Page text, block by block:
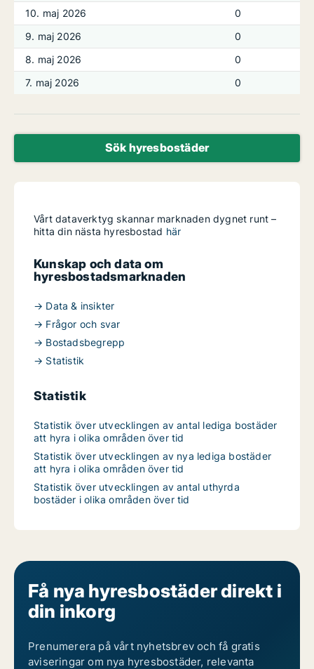
10. maj 2026
0
9. maj 2026
0
8. maj 2026
0
7. maj 2026
0
Sök hyresbostäder
Vårt dataverktyg skannar marknaden dygnet runt –
hitta din nästa hyresbostad här
Kunskap och data om
hyresbostadsmarknaden
→ Data & insikter
→ Frågor och svar
→ Bostadsbegrepp
→ Statistik
Statistik
Statistik över utvecklingen av antal lediga bostäder
att hyra i olika områden över tid
Statistik över utvecklingen av nya lediga bostäder
att hyra i olika områden över tid
Statistik över utvecklingen av antal uthyrda
bostäder i olika områden över tid
Få nya hyresbostäder direkt i
din inkorg
Prenumerera på vårt nyhetsbrev och få gratis
aviseringar om nya hyresbostäder, relevanta